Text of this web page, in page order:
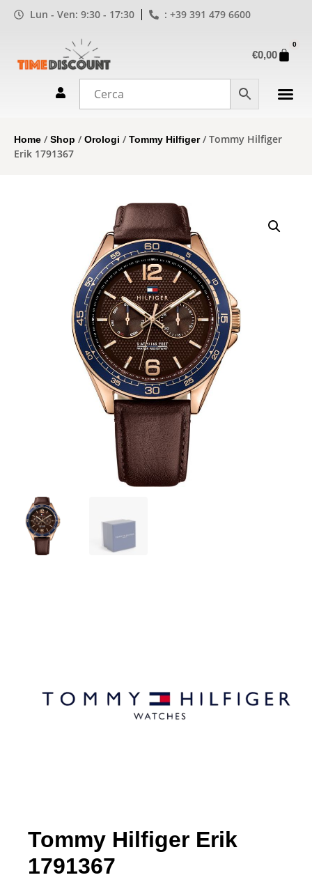
Lun - Ven: 9:30 - 17:30 : +39 391 479 6600
€0,00
0
Home /Shop /Orologi /Tommy Hilfiger/ Tommy Hilfiger
Erik 1791367
Tommy Hilfiger Erik
1791367